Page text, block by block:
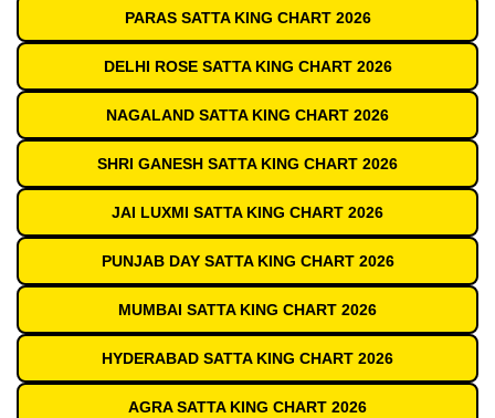
PARAS SATTA KING CHART 2026
DELHI ROSE SATTA KING CHART 2026
NAGALAND SATTA KING CHART 2026
SHRI GANESH SATTA KING CHART 2026
JAI LUXMI SATTA KING CHART 2026
PUNJAB DAY SATTA KING CHART 2026
MUMBAI SATTA KING CHART 2026
HYDERABAD SATTA KING CHART 2026
AGRA SATTA KING CHART 2026